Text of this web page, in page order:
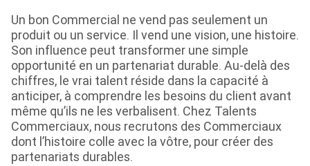
Un bon Commercial ne vend pas seulement un
produit ou un service. Il vend une vision, une histoire.
Son influence peut transformer une simple
opportunité en un partenariat durable. Au-delà des
chiffres, le vrai talent réside dans la capacité à
anticiper, à comprendre les besoins du client avant
même qu’ils ne les verbalisent. Chez Talents
Commerciaux, nous recrutons des Commerciaux
dont l’histoire colle avec la vôtre, pour créer des
partenariats durables.